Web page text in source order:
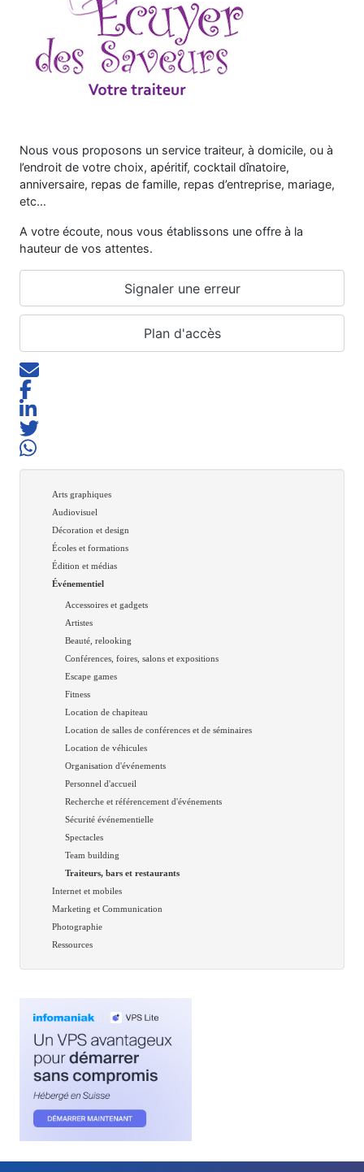
Nous vous proposons un service traiteur, à domicile, ou à
l’endroit de votre choix, apéritif, cocktail dînatoire,
anniversaire, repas de famille, repas d’entreprise, mariage,
etc…
A votre écoute, nous vous établissons une offre à la
hauteur de vos attentes.
Signaler une erreur
Plan d'accès
Arts graphiques
Audiovisuel
Décoration et design
Écoles et formations
Édition et médias
Événementiel
Accessoires et gadgets
Artistes
Beauté, relooking
Conférences, foires, salons et expositions
Escape games
Fitness
Location de chapiteau
Location de salles de conférences et de séminaires
Location de véhicules
Organisation d'événements
Personnel d'accueil
Recherche et référencement d'événements
Sécurité événementielle
Spectacles
Team building
Traiteurs, bars et restaurants
Internet et mobiles
Marketing et Communication
Photographie
Ressources